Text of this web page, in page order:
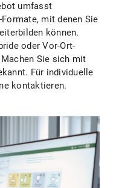
umfasst
mit denen Sie
können.
oder Vor-Ort-
Sie sich mit
Für individuelle
kontaktieren.